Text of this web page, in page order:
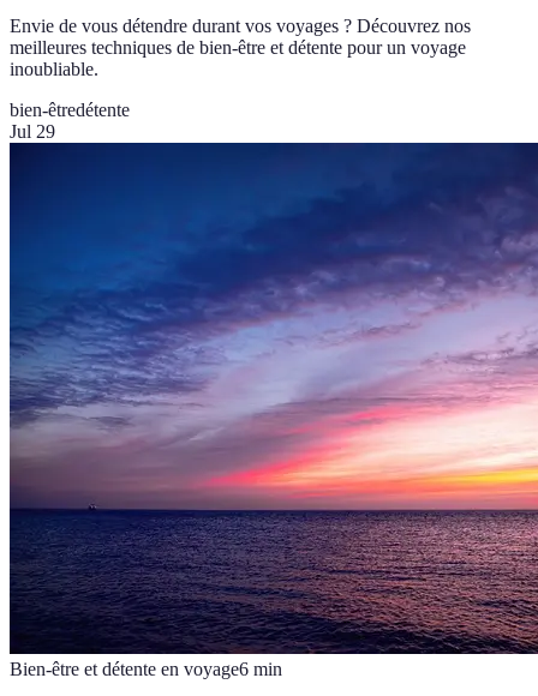
Envie de vous détendre durant vos voyages ? Découvrez nos
meilleures techniques de bien-être et détente pour un voyage
inoubliable.
bien-êtredétente
Jul 29
Bien-être et détente en voyage6 min